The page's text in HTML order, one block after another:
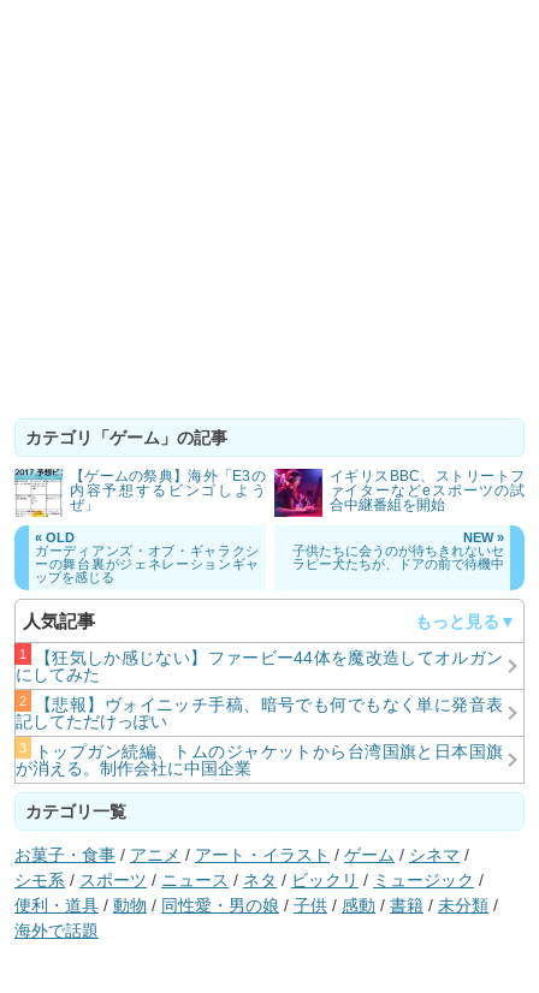
カテゴリ「ゲーム」の記事
【ゲームの祭典】海外「E3の
内容予想するビンゴしよう
ぜ」
イギリスBBC、ストリートフ
ァイターなどeスポーツの試
合中継番組を開始
« OLD
ガーディアンズ・オブ・ギャラクシ
ーの舞台裏がジェネレーションギャ
ップを感じる
NEW »
子供たちに会うのが待ちきれないセ
ラピー犬たちが、ドアの前で待機中
人気記事
【狂気しか感じない】ファービー44体を魔改造してオルガン
にしてみた
【悲報】ヴォイニッチ手稿、暗号でも何でもなく単に発音表
記してただけっぽい
トップガン続編、トムのジャケットから台湾国旗と日本国旗
が消える。制作会社に中国企業
カテゴリ一覧
お菓子・食事 / アニメ / アート・イラスト / ゲーム / シネマ /
シモ系 / スポーツ / ニュース / ネタ / ビックリ / ミュージック /
便利・道具 / 動物 / 同性愛・男の娘 / 子供 / 感動 / 書籍 / 未分類 /
海外で話題